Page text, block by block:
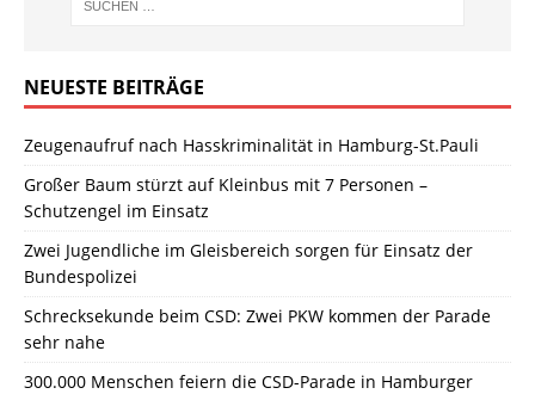
NEUESTE BEITRÄGE
Zeugenaufruf nach Hasskriminalität in Hamburg-St.Pauli
Großer Baum stürzt auf Kleinbus mit 7 Personen –
Schutzengel im Einsatz
Zwei Jugendliche im Gleisbereich sorgen für Einsatz der
Bundespolizei
Schrecksekunde beim CSD: Zwei PKW kommen der Parade
sehr nahe
300.000 Menschen feiern die CSD-Parade in Hamburger